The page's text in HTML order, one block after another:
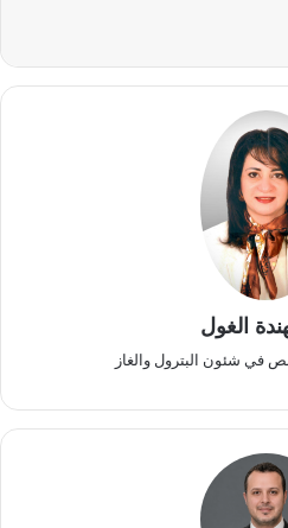
الغول
في شئون البترول والغاز